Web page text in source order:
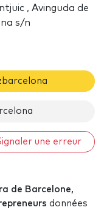
, Avinguda de
s/n
une erreur
de Barcelone,
données